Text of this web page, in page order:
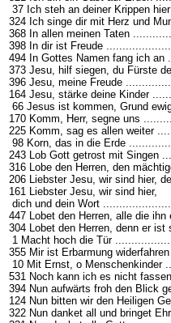
37 Ich steh an deiner Krippen
324 Ich singe dir mit Herz und
368 In allen meinen Taten
398 In dir ist Freude
494 In Gottes Namen fang ich
373 Jesu, hilf siegen, du Fürste
396 Jesu, meine Freude
164 Jesu, stärke deine Kinder
66 Jesus ist kommen, Grund
170 Komm, Herr, segne uns
225 Komm, sag es allen weiter
98 Korn, das in die Erde
243 Lob Gott getrost mit Singen
316 Lobe den Herren, den
206 Liebster Jesu, wir sind hier,
161 Liebster Jesu, wir sind hier,
dich und dein Wort
447 Lobet den Herren, alle die
304 Lobet den Herren, denn er ist
1 Macht hoch die Tür
355 Mir ist Erbarmung
10 Mit Ernst, o Menschenkinder
531 Noch kann ich es nicht
394 Nun aufwärts froh den Blick
124 Nun bitten wir den Heiligen
322 Nun danket all und bringet